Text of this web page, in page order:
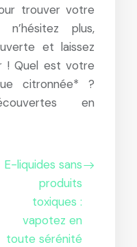
trouver votre
plus,
et laissez
! Quel est votre
citronnée* ?
en
E-liquides sans
produits
toxiques :
vapotez en
toute sérénité